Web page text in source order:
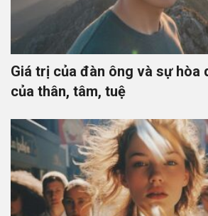
Giá trị của đàn ông và sự hòa
của thân, tâm, tuệ